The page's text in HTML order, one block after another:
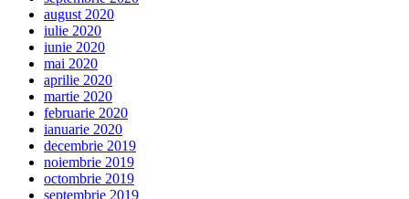
august 2020
iulie 2020
iunie 2020
mai 2020
aprilie 2020
martie 2020
februarie 2020
ianuarie 2020
decembrie 2019
noiembrie 2019
octombrie 2019
septembrie 2019